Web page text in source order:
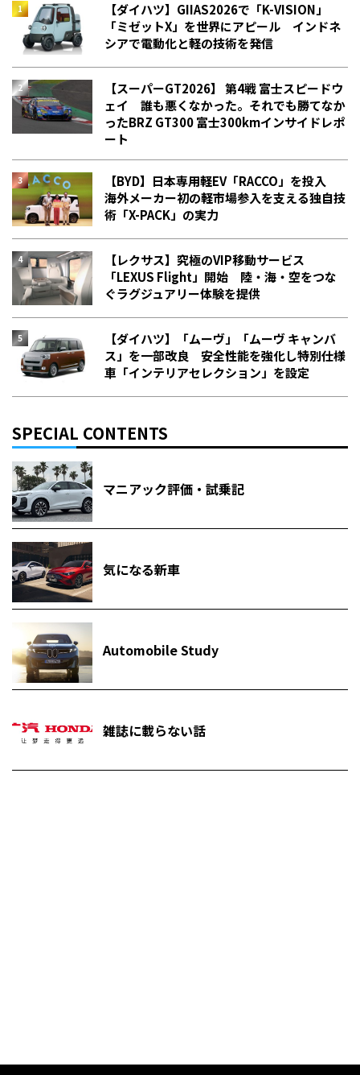
【ダイハツ】GIIAS2026で「K-VISION」
「ミゼットX」を世界にアピール インドネ
シアで電動化と軽の技術を発信
【スーパーGT2026】 第4戦 富士スピードウ
ェイ 誰も悪くなかった。それでも勝てなか
った――BRZ GT300 富士300kmインサイドレポ
ート
【BYD】日本専用軽EV「RACCO」を投入
海外メーカー初の軽市場参入を支える独自技
術「X-PACK」の実力
【レクサス】究極のVIP移動サービス
「LEXUS Flight」開始 陸・海・空をつな
ぐラグジュアリー体験を提供
【ダイハツ】「ムーヴ」「ムーヴ キャンバ
ス」を一部改良 安全性能を強化し特別仕様
車「インテリアセレクション」を設定
SPECIAL CONTENTS
マニアック評価・試乗記
気になる新車
Automobile Study
雑誌に載らない話